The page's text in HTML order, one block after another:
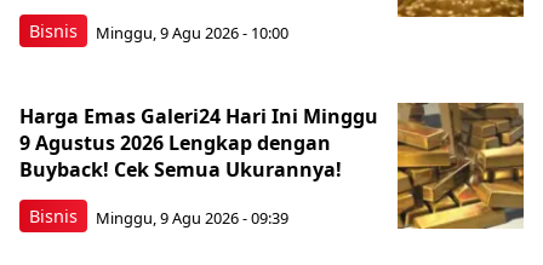
Bisnis Minggu, 9 Agu 2026 - 10:00
Bisnis
Harga Emas Galeri24 Hari Ini Minggu
9 Agustus 2026 Lengkap dengan
Buyback! Cek Semua Ukurannya!
Minggu, 9 Agu 2026 - 09:39